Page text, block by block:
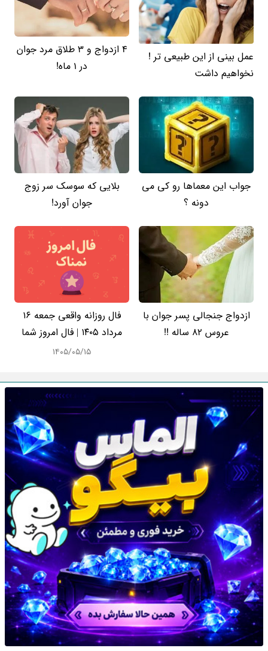
عمل بینی از این طبیعی تر !
نخواهیم داشت
4 ازدواج و 3 طلاق مرد جوان
در 1 ماه!
جواب این معماها رو کی می
دونه ؟
بلایی که سوسک سر زوج
جوان آورد!
ازدواج جنجالی پسر جوان با
عروس 82 ساله !!
فال روزانه واقعی جمعه ۱۶
مرداد ۱۴۰۵ | فال امروز شما
۱۴۰۵/۰۵/۱۵